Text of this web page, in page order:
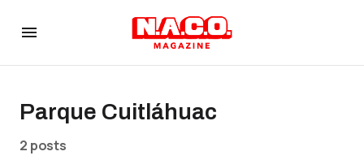
Parque Cuitláhuac
2 posts